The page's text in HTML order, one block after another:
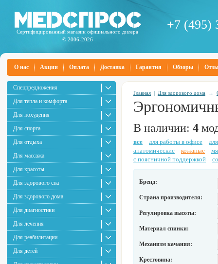
Сертифицированный магазин официального дилера
© 2006-2026
+7 (495)
О нас Акции Оплата Доставка Гарантия Обзоры
Спецпредложения
Для тепла и комфорта
Для похудения
Для спорта
Для отдыха
Для массажа
Для красоты
Для здорового сна
Для здорового дома
Для диагностики
Для лечения
Для реабилитации
Для детей
Главная | Для здорового дома →
В наличии: 4
все для работы в офисе
анатомические
кожаные
с поясничной поддержкой
Бренд:
Страна производителя:
Регулировка высоты:
Материал спинки:
Механизм качания:
Крестовина: